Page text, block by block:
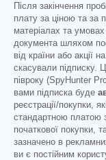
Після закінчення
плату за ціною та за
матеріалах та умовах
документа шляхом
від країни або акції
скасували підписку.
півроку (SpyHunter
вами підписка буде
реєстрації/покупки,
стандартною платою
початкової покупки,
зазначено в
ви є постійним